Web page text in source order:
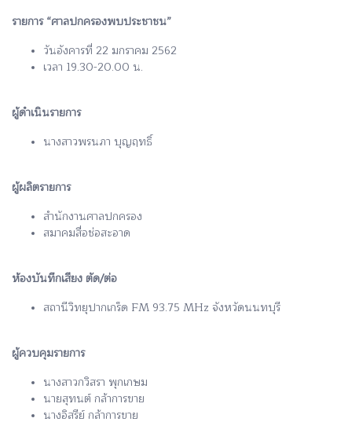
รายการ “ศาลปกครองพบประชาชน”
วันอังคารที่ 22 มกราคม 2562
เวลา 19.30-20.00 น.
ผู้ดำเนินรายการ
นางสาวพรนภา บุญฤทธิ์
ผู้ผลิตรายการ
สำนักงานศาลปกครอง
สมาคมสื่อช่อสะอาด
ห้องบันทึกเสียง ตัด/ต่อ
สถานีวิทยุปากเกร็ด FM 93.75 MHz จังหวัดนนทบุรี
ผู้ควบคุมรายการ
นางสาวกวิสรา พุกเกษม
นายสุทนต์ กล้าการขาย
นางอิสรีย์ กล้าการขาย